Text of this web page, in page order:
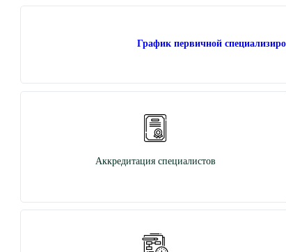
График первичной
Аккредитация специалистов